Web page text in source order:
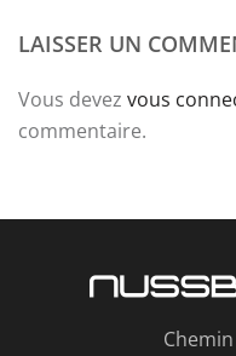
LAISSER UN
Vous devez vous
commentaire.